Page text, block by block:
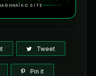
SITE
Tweet
Pin it